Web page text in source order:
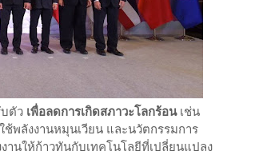
ตัว เพื่อลดการเกิดสภาวะโลกร้อนเช่น
ช้พลังงานหมุนเวียน และนวัตกรรมการ
านให้ก้าวทันกับเทคโนโลยีที่เปลี่ยนแปลง